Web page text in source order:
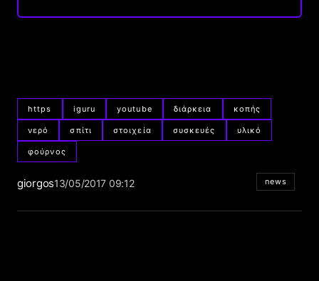
https iguru youtube διάρκεια κοπής
νερό σπίτι στοιχεία συσκευές υλικό
φούρνος
giorgos13/05/2017 09:12 news